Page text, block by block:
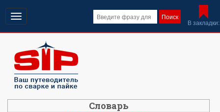
Поиск
В закладки:
Открыть
навигацию
Словарь